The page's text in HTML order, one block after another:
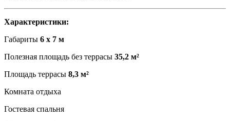
Характеристики:
Габариты 6 х 7 м
Полезная площадь без террасы 35,2 м²
Площадь террасы 8,3 м²
Комната отдыха
Гостевая спальня